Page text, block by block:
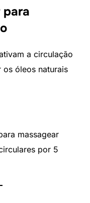
para
a circulação
os óleos naturais
massagear
por 5